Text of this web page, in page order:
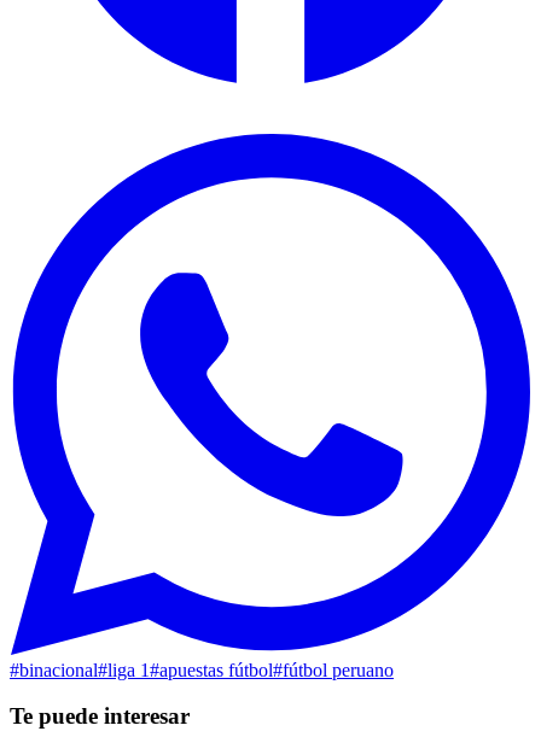
#binacional#liga 1#apuestas fútbol#fútbol peruano
Te puede interesar